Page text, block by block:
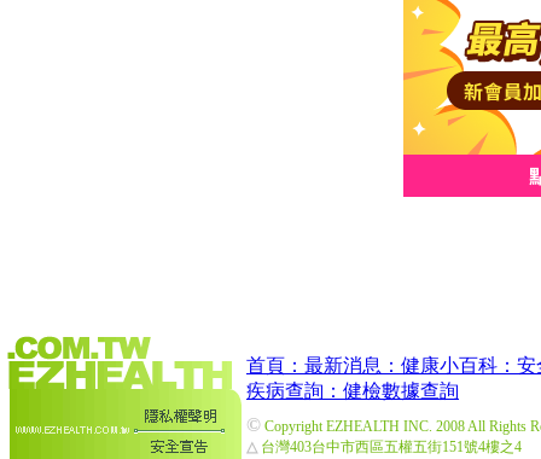
首頁： 最新消息： 健康小百科： 安
疾病查詢： 健檢數據查詢
© Copyright EZHEALTH INC. 2008 All Rights
△ 台灣403台中市西區五權五街151號4樓之4